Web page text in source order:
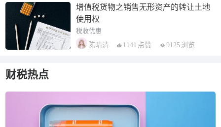
增值税货物之销售无形资产的转让土地
使用权
税收优惠
陈晴清
1141 点赞 9125 浏览
财税热点